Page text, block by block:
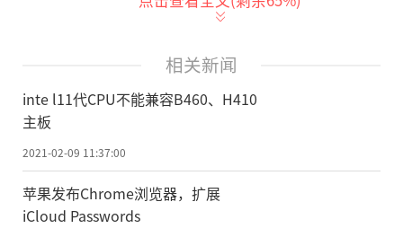
Intel并未解释具体原因，据说是11代酷
睿对供电有更高
为堆料不足而无法支持。
B460的继任者是B560，变化非常大，尤
相关新闻
inte l11代CPU不能兼容B460、H410
主板
2021-02-09 11:37:00
苹果发布Chrome浏览器，扩展
iCloud Passwords